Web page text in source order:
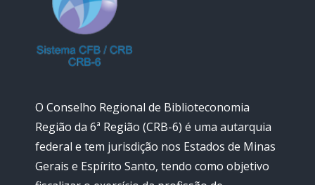
O Conselho Regional de Biblioteconomia
Região da 6ª Região (CRB-6) é uma autarquia
federal e tem jurisdição nos Estados de Minas
Gerais e Espírito Santo, tendo como objetivo